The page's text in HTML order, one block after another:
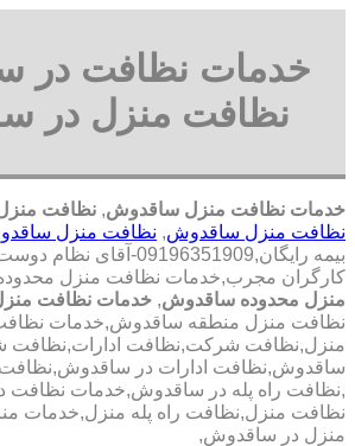
خدمات نظافت در
نظافت منزل در
خدمات نظافت منزل ساقدوش, نظافت
نظافت منزل ساقدوش, نظافت منزل
بیمه رایگان,09196351909-
کارگران مجرب,خدمات نظافت منزل
منزل محدوده ساقدوش, خدمات نظافت
نظافت منزل منطقه ساقدوش,خدمات
منزل,نظافت شرکت,نظافت ادارات,نظافت
ساقدوش,نظافت ادارات در ساقدوش,نظافت
,نظافت راه پله در ساقدوش,خدمات
نظافت منزل,نظافت راه پله منزل,خدمات
منزل در ساقدوش,